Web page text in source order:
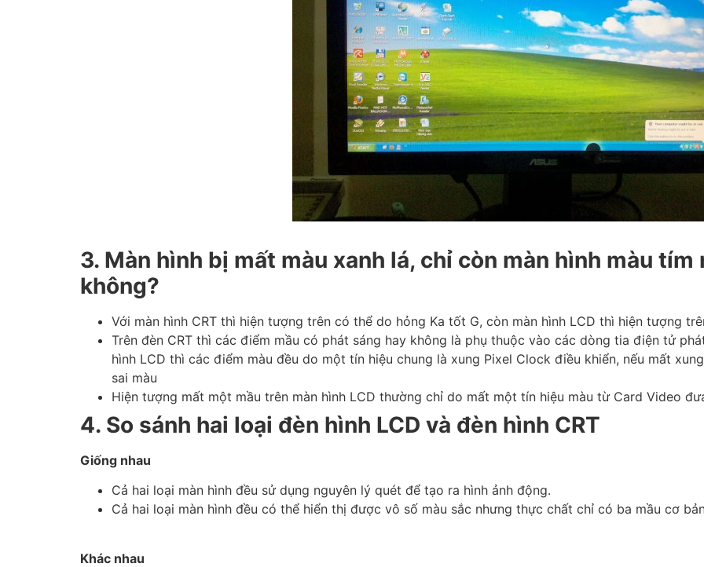
3. Màn hình bị mất màu xanh lá, chỉ còn màn hình màu
không?
Với màn hình CRT thì hiện tượng trên có thể do hỏng Ka tốt G, còn màn hình LCD thì hiện tượng
Trên đèn CRT thì các điểm mầu có phát sáng hay không là phụ thuộc vào các dòng tia điện tử
hình LCD thì các điểm màu đều do một tín hiệu chung là xung Pixel Clock điều khiển, nếu mất
sai màu
Hiện tượng mất một mầu trên màn hình LCD thường chỉ do mất một tín hiệu màu từ Card Video
4. So sánh hai loại đèn hình LCD và đèn hình CRT
Giống nhau
Cả hai loại màn hình đều sử dụng nguyên lý quét để tạo ra hình ảnh động.
Cả hai loại màn hình đều có thể hiển thị được vô số màu sắc nhưng thực chất chỉ có ba mầu cơ
Khác nhau